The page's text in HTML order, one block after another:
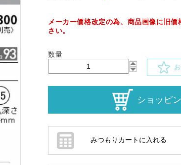
メーカー価格改定の為、商品画像に旧
さい。
数量
お